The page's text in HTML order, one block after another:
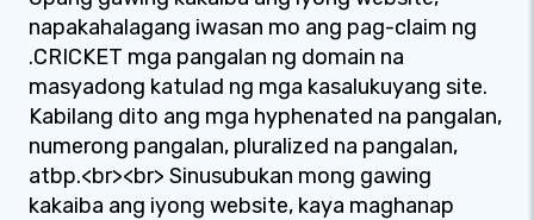
napakahalagang iwasan mo ang pag-claim ng
.CRICKET mga pangalan ng domain na
masyadong katulad ng mga kasalukuyang site.
Kabilang dito ang mga hyphenated na pangalan,
numerong pangalan, pluralized na pangalan,
atbp.<br><br> Sinusubukan mong gawing
kakaiba ang iyong website, kaya maghanap